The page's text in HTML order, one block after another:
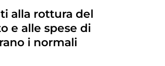
alla rottura del
e alle spese di
i normali